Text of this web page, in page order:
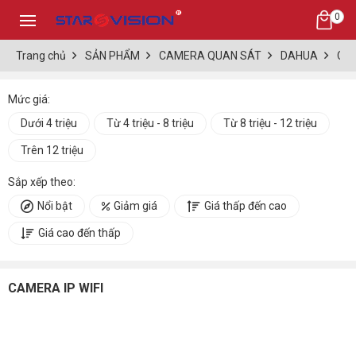
0
Trang chủ SẢN PHẨM CAMERA QUAN SÁT DAHUA
Mức giá:
Dưới 4 triệu
Từ 4 triệu - 8 triệu Từ 8 triệu - 12 triệu
Trên 12 triệu
Sắp xếp theo:
Nổi bật
Giảm giá Giá thấp đến cao
Giá cao đến thấp
CAMERA IP WIFI